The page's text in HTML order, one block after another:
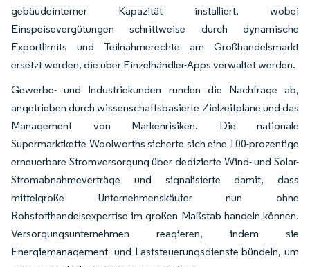
gebäudeinterner Kapazität installiert, wobei
Einspeisevergütungen schrittweise durch dynamische
Exportlimits und Teilnahmerechte am Großhandelsmarkt
ersetzt werden, die über Einzelhändler-Apps verwaltet werden.
Gewerbe- und Industriekunden runden die Nachfrage ab,
angetrieben durch wissenschaftsbasierte Zielzeitpläne und das
Management von Markenrisiken. Die nationale
Supermarktkette Woolworths sicherte sich eine 100-prozentige
erneuerbare Stromversorgung über dedizierte Wind- und Solar-
Stromabnahmeverträge und signalisierte damit, dass
mittelgroße Unternehmenskäufer nun ohne
Rohstoffhandelsexpertise im großen Maßstab handeln können.
Versorgungsunternehmen reagieren, indem sie
Energiemanagement- und Laststeuerungsdienste bündeln, um